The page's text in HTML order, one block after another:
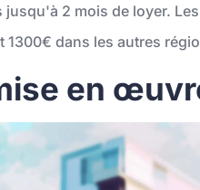
jusqu'à 2 mois de loyer.
1300€ dans les autres
en